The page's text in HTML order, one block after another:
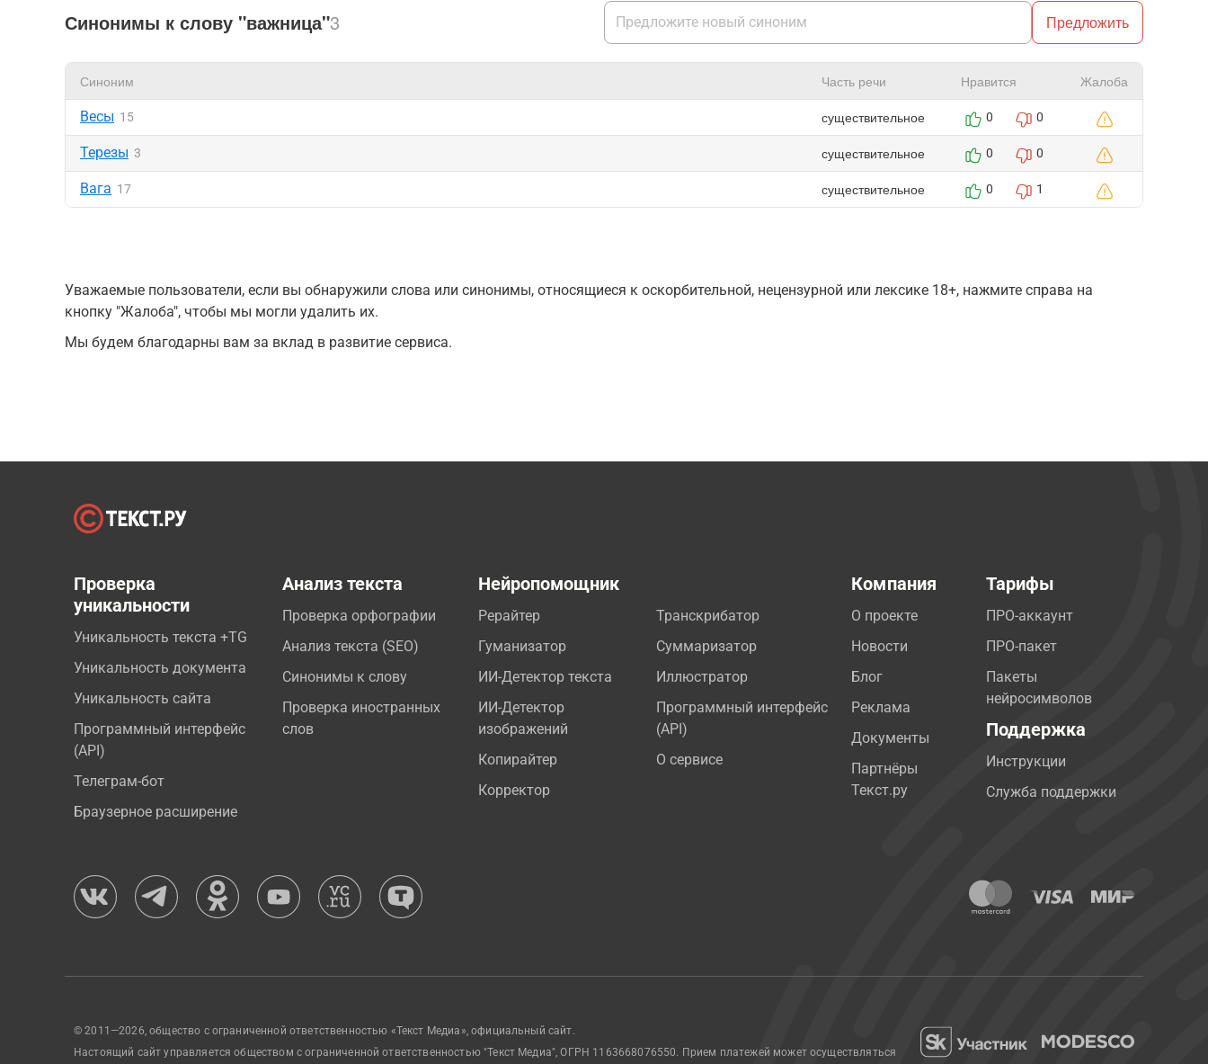
Синонимы к слову "важница"3 Предложить
Синоним Часть речи Нравится Жалоба
Весы 15 существительное 0 0
Терезы 3 существительное 0 0
Вага 17 существительное 0 1
Уважаемые пользователи, если вы обнаружили слова или синонимы, относящиеся к оскорбительной, нецензурной или лексике 18+, нажмите справа на
кнопку "Жалоба", чтобы мы могли удалить их.
Мы будем благодарны вам за вклад в развитие сервиса.
Проверка
уникальности
Уникальность текста +TG
Уникальность документа
Уникальность сайта
Программный интерфейс
(API)
Телеграм-бот
Браузерное расширение
Анализ текста
Проверка орфографии
Анализ текста (SEO)
Синонимы к слову
Проверка иностранных
слов
Нейропомощник
Рерайтер
Гуманизатор
ИИ-Детектор текста
ИИ-Детектор
изображений
Копирайтер
Корректор
Транскрибатор
Суммаризатор
Иллюстратор
Программный интерфейс
(API)
О сервисе
Компания
О проекте
Новости
Блог
Реклама
Документы
Партнёры
Текст.ру
Тарифы
ПРО-аккаунт
ПРО-пакет
Пакеты
нейросимволов
Поддержка
Инструкции
Служба поддержки
© 2011—2026, общество с ограниченной ответственностью «Текст Медиа», официальный сайт.
Настоящий сайт управляется обществом с ограниченной ответственностью "Текст Медиа", ОГРН 1163668076550. Прием платежей может осуществляться